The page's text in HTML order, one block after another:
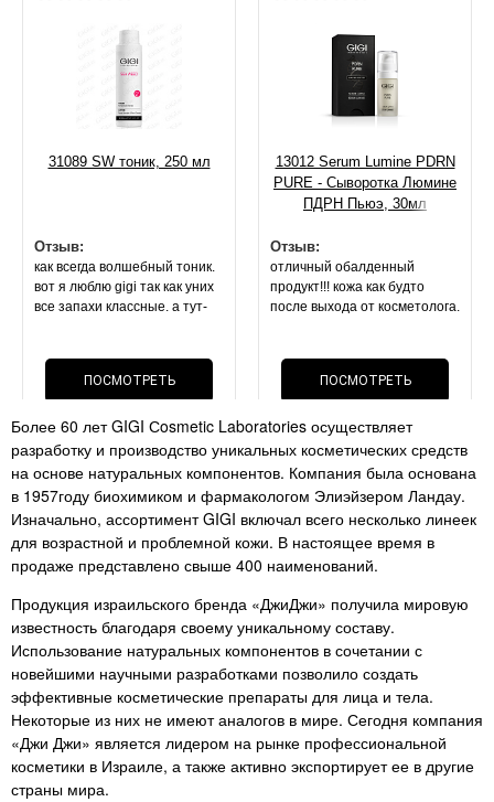
31089 SW тоник, 250 мл
Отзыв:
как всегда волшебный тоник.
вот я люблю gigi так как уних
все запахи классные. а тут-
лосьон(( но это не важно,
эффект- все что описано по
нереально!!! мои черные
точки. расширенные поры-
супер средство как и всегда .
не перестану это писать в
каждом продукте.!
ПОСМОТРЕТЬ
ОТЗЫВ
13012 Serum Lumine PDRN
PURE - Сыворотка Люмине
ПДРН Пьюэ, 30мл
Отзыв:
отличный обалденный
продукт!!! кожа как будто
после выхода от косметолога.
приятной текстуры.
результат на 2 й день . стоит
косметика данного бренда
ПОСМОТРЕТЬ
ОТЗЫВ
Более 60 лет GIGI Сosmetic Laboratories осуществляет
разработку и производство уникальных косметических средств
на основе натуральных компонентов. Компания была основана
в 1957году биохимиком и фармакологом Элиэйзером Ландау.
Изначально, ассортимент GIGI включал всего несколько линеек
для возрастной и проблемной кожи. В настоящее время в
продаже представлено свыше 400 наименований.
Продукция израильского бренда «ДжиДжи» получила мировую
известность благодаря своему уникальному составу.
Использование натуральных компонентов в сочетании с
новейшими научными разработками позволило создать
эффективные косметические препараты для лица и тела.
Некоторые из них не имеют аналогов в мире. Сегодня компания
«Джи Джи» является лидером на рынке профессиональной
косметики в Израиле, а также активно экспортирует ее в другие
страны мира.